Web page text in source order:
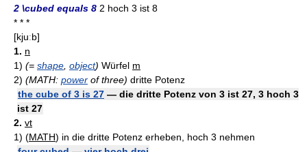
2 \cubed equals 8 2 hoch 3 ist 8
* * *
[kjuːb]
1. n
1) (= shape object) Würfel m
2) (MATH: power of three) dritte Potenz
the cube of 3 is 27 — die dritte Potenz von 3 ist 27, 3 hoch 3
ist 27
2. vt
1) (MATH) in die dritte Potenz erheben, hoch 3 nehmen